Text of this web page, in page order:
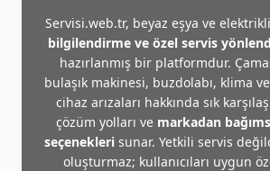
Servisi.web.tr, beyaz eşya ve
bilgilendirme ve özel servis
hazırlanmış bir platformdur.
bulaşık makinesi, buzdolabı, klima
cihaz arızaları hakkında sık
çözüm yolları ve markadan
seçenekleri sunar. Yetkili servis
oluşturmaz; kullanıcıları uygun